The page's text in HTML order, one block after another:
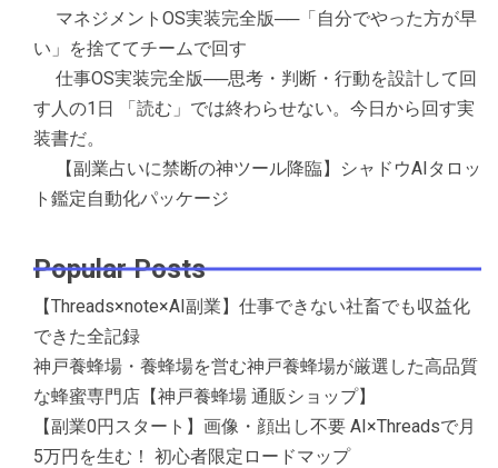
マネジメントOS実装完全版──「自分でやった方が早
い」を捨ててチームで回す
仕事OS実装完全版──思考・判断・行動を設計して回
す人の1日 「読む」では終わらせない。今日から回す実
装書だ。
【副業占いに禁断の神ツール降臨】シャドウAIタロッ
ト鑑定自動化パッケージ
Popular Posts
【Threads×note×AI副業】仕事できない社畜でも収益化
できた全記録
神戸養蜂場・養蜂場を営む神戸養蜂場が厳選した高品質
な蜂蜜専門店【神戸養蜂場 通販ショップ】
【副業0円スタート】画像・顔出し不要 AI×Threadsで月
5万円を生む！ 初心者限定ロードマップ